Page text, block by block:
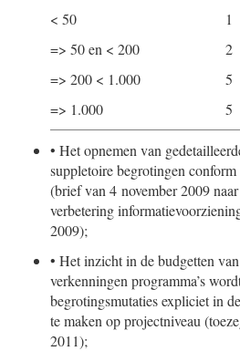
< 50 1
=> 50 en < 200
2
=> 200 < 1.000
5
=> 1.000
5
• Het opnemen van
suppletoire begrotingen
(brief van 4 november 2009
verbetering
2009);
• Het inzicht in de budgetten
verkenningen programma’s
begrotingsmutaties expliciet in
te maken op projectniveau
2011);